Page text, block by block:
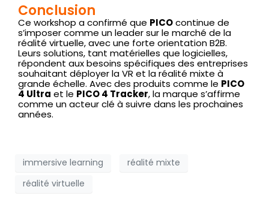
Conclusion
Ce workshop a confirmé que PICOcontinue de
s’imposer comme un leader sur le marché de la
réalité virtuelle, avec une forte orientation B2B.
Leurs solutions, tant matérielles que logicielles,
répondent aux besoins spécifiques des entreprises
souhaitant déployer la VR et la réalité mixte à
grande échelle. Avec des produits comme le PICO
4 Ultra et le PICO 4 Tracker, la marque s’affirme
comme un acteur clé à suivre dans les prochaines
années.
immersive learning
réalité mixte
réalité virtuelle